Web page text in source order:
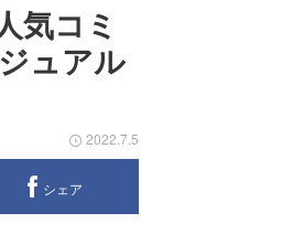
気コミ
ュアル
2022.7.5
シェア